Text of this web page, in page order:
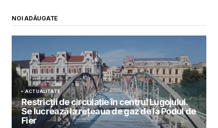
NOI ADĂUGATE
ACTUALITATE
Restricții de circulație în centrul Lugojului.
Se lucrează la rețeaua de gaz de la Podul de
Fier